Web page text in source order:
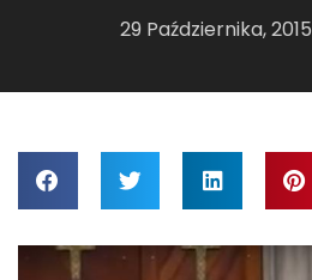
29 Października, 2015